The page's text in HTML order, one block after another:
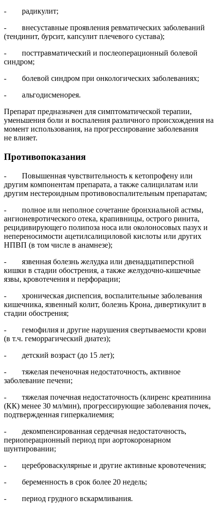
- радикулит;
- внесуставные проявления ревматических заболеваний
(тендинит, бурсит, капсулит плечевого сустава);
- посттравматический и послеоперационный болевой
синдром;
- болевой синдром при онкологических заболеваниях;
- альгодисменорея.
Препарат предназначен для симптоматической терапии,
уменьшения боли и воспаления различного происхождения на
момент использования, на прогрессирование заболевания
не влияет.
Противопоказания
- Повышенная чувствительность к кетопрофену или
другим компонентам препарата, а также салицилатам или
другим нестероидным противовоспалительным препаратам;
- полное или неполное сочетание бронхиальной астмы,
ангионевротического отека, крапивницы, острого ринита,
рецидивирующего полипоза носа или околоносовых пазух и
непереносимости ацетилсалициловой кислоты или других
НПВП (в том числе в анамнезе);
- язвенная болезнь желудка или двенадцатиперстной
кишки в стадии обострения, а также желудочно-кишечные
язвы, кровотечения и перфорации;
- хроническая диспепсия, воспалительные заболевания
кишечника, язвенный колит, болезнь Крона, дивертикулит в
стадии обострения;
- гемофилия и другие нарушения свертываемости крови
(в т.ч. геморрагический диатез);
- детский возраст (до 15 лет);
- тяжелая печеночная недостаточность, активное
заболевание печени;
- тяжелая почечная недостаточность (клиренс креатинина
(КК) менее 30 мл/мин), прогрессирующие заболевания почек,
подтвержденная гиперкалиемия;
- декомпенсированная сердечная недостаточность,
периоперационный период при аортокоронарном
шунтировании;
- цереброваскулярные и другие активные кровотечения;
- беременность в срок более 20 недель;
- период грудного вскармливания.